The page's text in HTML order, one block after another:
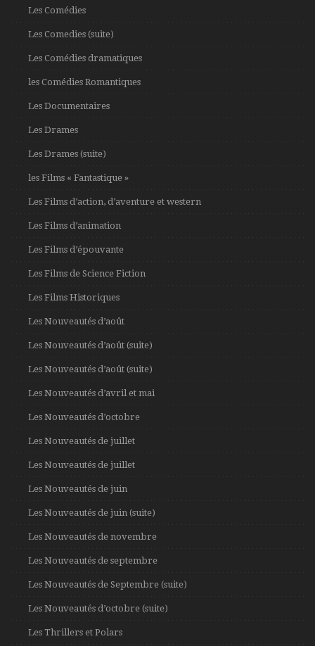
Les Comédies
Les Comedies (suite)
Les Comédies dramatiques
les Comédies Romantiques
Les Documentaires
Les Drames
Les Drames (suite)
les Films « Fantastique »
Les Films d’action, d’aventure et western
Les Films d’animation
Les Films d’épouvante
Les Films de Science Fiction
Les Films Historiques
Les Nouveautés d’août
Les Nouveautés d’août (suite)
Les Nouveautés d’août (suite)
Les Nouveautés d’avril et mai
Les Nouveautés d’octobre
Les Nouveautés de juillet
Les Nouveautés de juillet
Les Nouveautés de juin
Les Nouveautés de juin (suite)
Les Nouveautés de novembre
Les Nouveautés de septembre
Les Nouveautés de Septembre (suite)
Les Nouveautés d’octobre (suite)
Les Thrillers et Polars